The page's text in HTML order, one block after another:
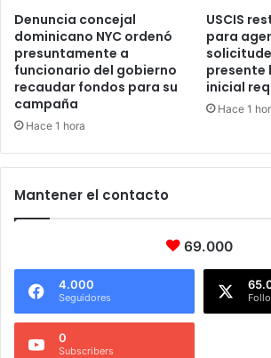
Denuncia concejal
dominicano NYC ordenó
presuntamente a
funcionario del gobierno
recaudar fondos para su
campaña
Hace 1 hora
USCIS
para
presente
inicial
Hace 1
Mantener el contacto
69.000
4.000
Seguidores
0
Subscribers